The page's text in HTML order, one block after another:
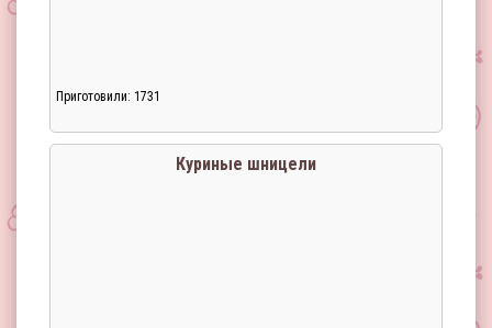
Приготовили: 1731
Куриные шницели